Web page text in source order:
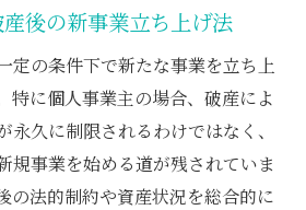
後の新事業立ち上げ法
定の条件下で新たな事業を立ち上
特に個人事業主の場合、破産によ
永久に制限されるわけではなく、
規事業を始める道が残されていま
の法的制約や資産状況を総合的に